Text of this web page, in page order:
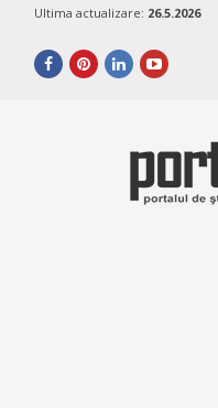
Ultima actualizare: 26.5.2026